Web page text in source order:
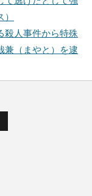
殺人事件から特殊
兼（まやと）を逮